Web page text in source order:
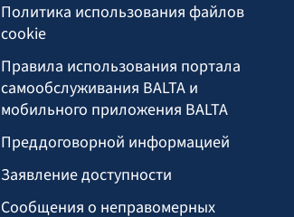
Политика использования файлов
cookie
Правила использования портала
самообслуживания BALTA и
мобильного приложения BALTA
Преддоговорной информацией
Заявление доступности
Сообщения о неправомерных